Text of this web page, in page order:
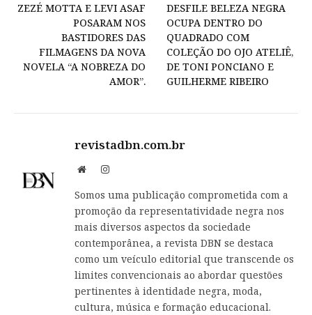
ZEZÉ MOTTA E LEVI ASAF
POSARAM NOS
BASTIDORES DAS
FILMAGENS DA NOVA
NOVELA “A NOBREZA DO
AMOR”.
DESFILE BELEZA NEGRA
OCUPA DENTRO DO
QUADRADO COM
COLEÇÃO DO OJO ATELIÊ,
DE TONI PONCIANO E
GUILHERME RIBEIRO
revistadbn.com.br
WebsiteInstagram
Somos uma publicação comprometida com a
promoção da representatividade negra nos
mais diversos aspectos da sociedade
contemporânea, a revista DBN se destaca
como um veículo editorial que transcende os
limites convencionais ao abordar questões
pertinentes à identidade negra, moda,
cultura, música e formação educacional.